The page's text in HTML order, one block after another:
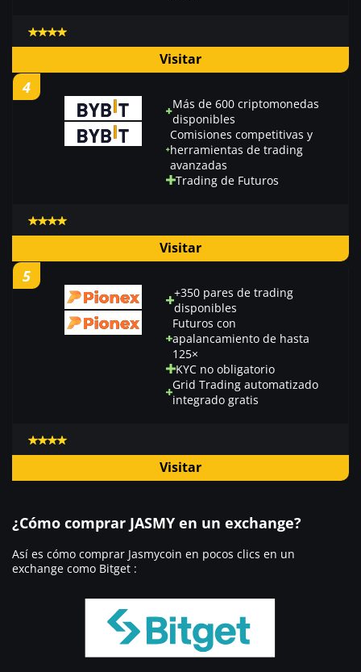
Visitar
4
Más de 600 criptomonedas
disponibles
Comisiones competitivas y
herramientas de trading
avanzadas
Trading de Futuros
Visitar
5
+350 pares de trading
disponibles
Futuros con
apalancamiento de hasta
125×
KYC no obligatorio
Grid Trading automatizado
integrado gratis
Visitar
¿Cómo comprar JASMY en un exchange?
Así es cómo comprar Jasmycoin en pocos clics en un
exchange como Bitget :